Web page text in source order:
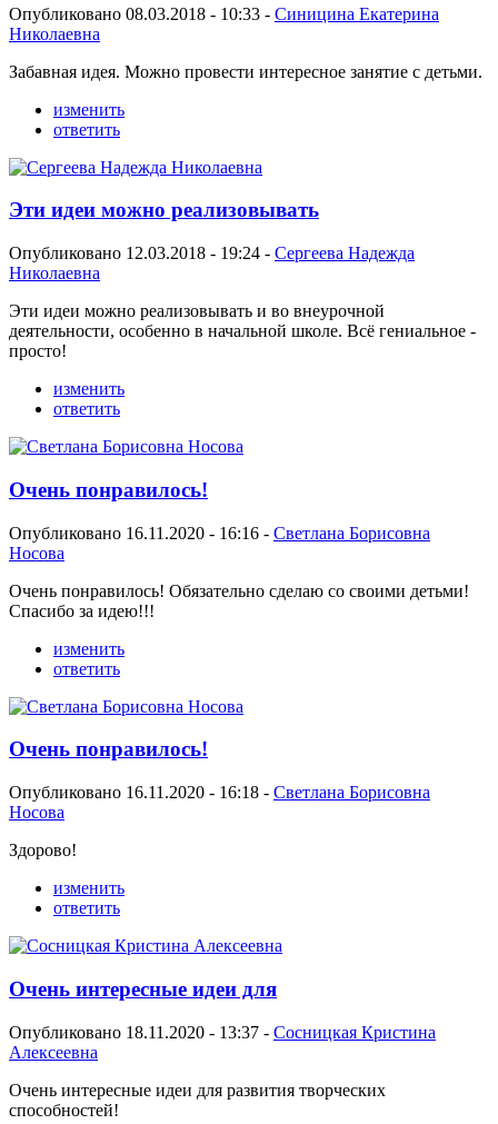
Опубликовано 08.03.2018 - 10:33 - Синицина Екатерина
Николаевна
Забавная идея. Можно провести интересное занятие с детьми.
изменить
ответить
Эти идеи можно реализовывать
Опубликовано 12.03.2018 - 19:24 - Сергеева Надежда
Николаевна
Эти идеи можно реализовывать и во внеурочной
деятельности, особенно в начальной школе. Всё гениальное -
просто!
изменить
ответить
Очень понравилось!
Опубликовано 16.11.2020 - 16:16 - Светлана Борисовна
Носова
Очень понравилось! Обязательно сделаю со своими детьми!
Спасибо за идею!!!
изменить
ответить
Очень понравилось!
Опубликовано 16.11.2020 - 16:18 - Светлана Борисовна
Носова
Здорово!
изменить
ответить
Очень интересные идеи для
Опубликовано 18.11.2020 - 13:37 - Сосницкая Кристина
Алексеевна
Очень интересные идеи для развития творческих
способностей!